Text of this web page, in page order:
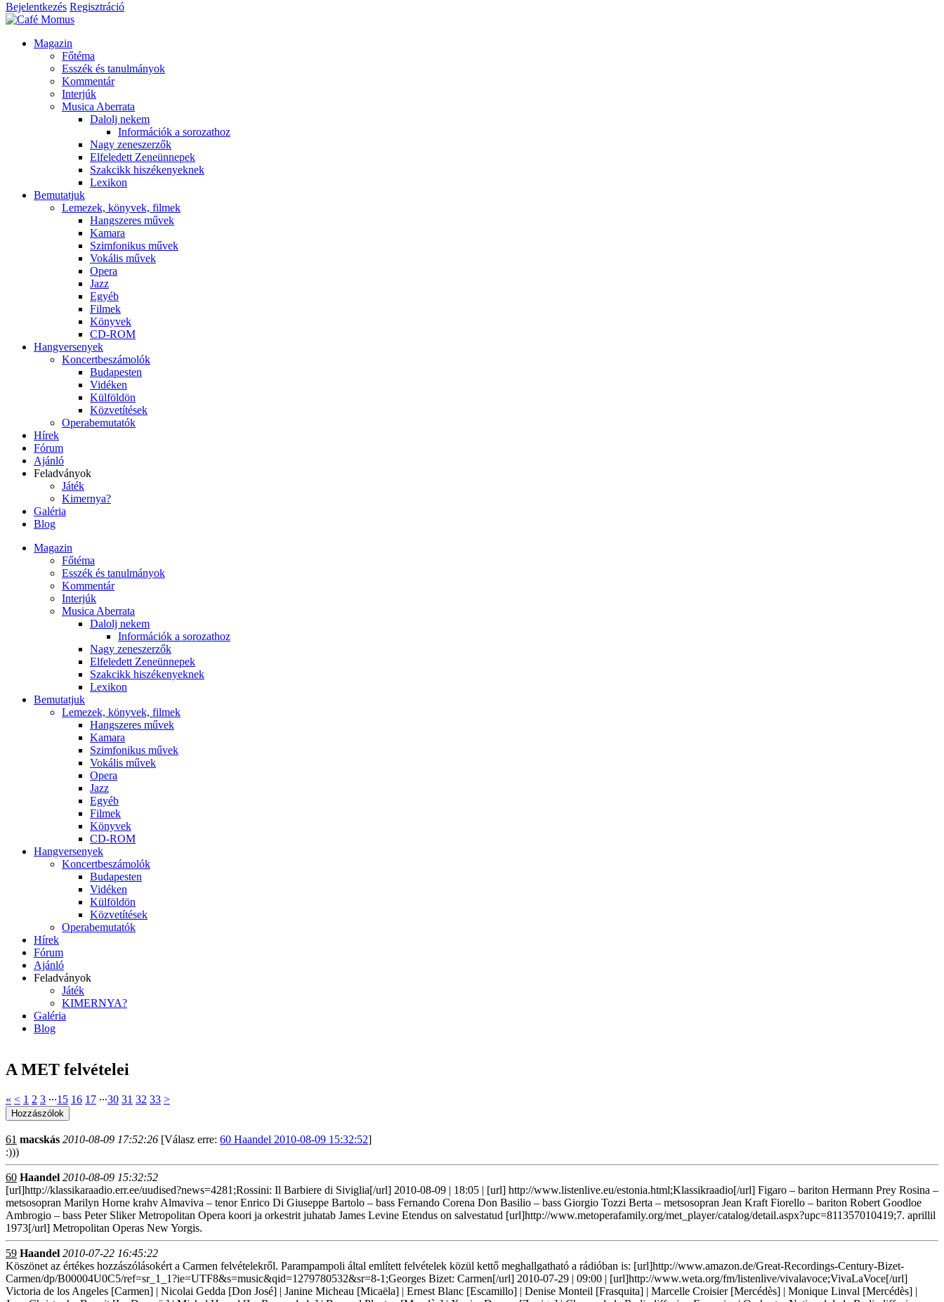
Bejelentkezés Regisztráció
Magazin
Főtéma
Esszék és tanulmányok
Kommentár
Interjúk
Musica Aberrata
Dalolj nekem
Információk a sorozathoz
Nagy zeneszerzők
Elfeledett Zeneünnepek
Szakcikk hiszékenyeknek
Lexikon
Bemutatjuk
Lemezek, könyvek, filmek
Hangszeres művek
Kamara
Szimfonikus művek
Vokális művek
Opera
Jazz
Egyéb
Filmek
Könyvek
CD-ROM
Hangversenyek
Koncertbeszámolók
Budapesten
Vidéken
Külföldön
Közvetítések
Operabemutatók
Hírek
Fórum
Ajánló
Feladványok
Játék
Kimernya?
Galéria
Blog
Magazin
Főtéma
Esszék és tanulmányok
Kommentár
Interjúk
Musica Aberrata
Dalolj nekem
Információk a sorozathoz
Nagy zeneszerzők
Elfeledett Zeneünnepek
Szakcikk hiszékenyeknek
Lexikon
Bemutatjuk
Lemezek, könyvek, filmek
Hangszeres művek
Kamara
Szimfonikus művek
Vokális művek
Opera
Jazz
Egyéb
Filmek
Könyvek
CD-ROM
Hangversenyek
Koncertbeszámolók
Budapesten
Vidéken
Külföldön
Közvetítések
Operabemutatók
Hírek
Fórum
Ajánló
Feladványok
Játék
KIMERNYA?
Galéria
Blog
A MET felvételei
« < 1 2 3 ∙∙∙15 16 17 ∙∙∙30 31 32 33 >
61 macskás 2010-08-09 17:52:26 [Válasz erre: 60 Haandel 2010-08-09 15:32:52]
:)))
60 Haandel 2010-08-09 15:32:52
[url]http://klassikaraadio.err.ee/uudised?news=4281;Rossini: Il Barbiere di Siviglia[/url] 2010-08-09 | 18:05 | [url] http://www.listenlive.eu/estonia.html;Klassikraadio[/url] Figaro – bariton Hermann Prey Rosina –
metsosopran Marilyn Horne krahv Almaviva – tenor Enrico Di Giuseppe Bartolo – bass Fernando Corena Don Basilio – bass Giorgio Tozzi Berta – metsosopran Jean Kraft Fiorello – bariton Robert Goodloe
Ambrogio – bass Peter Sliker Metropolitan Opera koori ja orkestrit juhatab James Levine Etendus on salvestatud [url]http://www.metoperafamily.org/met_player/catalog/detail.aspx?upc=811357010419;7. aprillil
1973[/url] Metropolitan Operas New Yorgis.
59 Haandel 2010-07-22 16:45:22
Köszönet az értékes hozzászólásokért a Carmen felvételekről. Parampampoli által említett felvételek közül kettő meghallgatható a rádióban is: [url]http://www.amazon.de/Great-Recordings-Century-Bizet-
Carmen/dp/B00004U0C5/ref=sr_1_1?ie=UTF8&s=music&qid=1279780532&sr=8-1;Georges Bizet: Carmen[/url] 2010-07-29 | 09:00 | [url]http://www.weta.org/fm/listenlive/vivalavoce;VivaLaVoce[/url]
Victoria de los Angeles [Carmen] | Nicolai Gedda [Don José] | Janine Micheau [Micaëla] | Ernest Blanc [Escamillo] | Denise Monteil [Frasquita] | Marcelle Croisier [Mercédès] | Monique Linval [Mercédès] |